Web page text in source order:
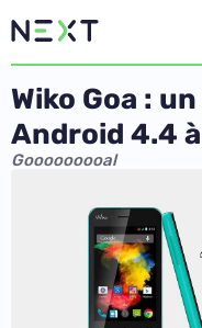
Wiko Goa :
Android 4.4
Gooooooooal